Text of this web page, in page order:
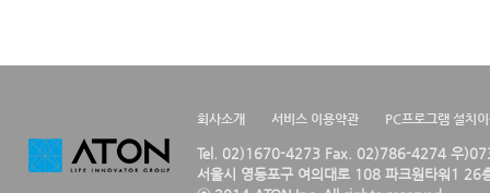
회사소개 서비스 이용약관 PC프로그램 설치
Tel. 02)1670-4273 Fax. 02)786-4274 우
서울시 영등포구 여의대로 108 파크원타워1 26